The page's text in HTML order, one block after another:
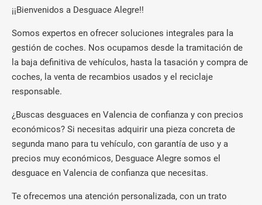
¡¡Bienvenidos a Desguace Alegre!!
Somos expertos en ofrecer soluciones integrales para la
gestión de coches. Nos ocupamos desde la tramitación de
la baja definitiva de vehículos, hasta la tasación y compra de
coches, la venta de recambios usados y el reciclaje
responsable.
¿Buscas desguaces en Valencia de confianza y con precios
económicos? Si necesitas adquirir una pieza concreta de
segunda mano para tu vehículo, con garantía de uso y a
precios muy económicos, Desguace Alegre somos el
desguace en Valencia de confianza que necesitas.
Te ofrecemos una atención personalizada, con un trato